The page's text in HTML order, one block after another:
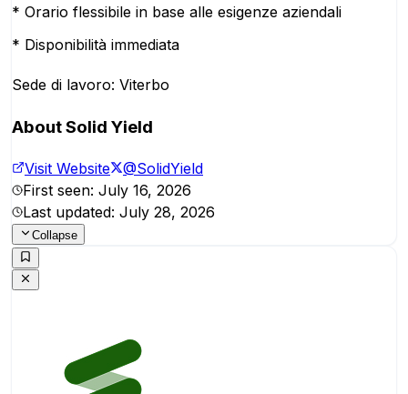
* Orario flessibile in base alle esigenze aziendali
* Disponibilità immediata
Sede di lavoro: Viterbo
AboutSolid Yield
Visit Website @SolidYield
First seen: July 16, 2026
Last updated: July 28, 2026
Collapse